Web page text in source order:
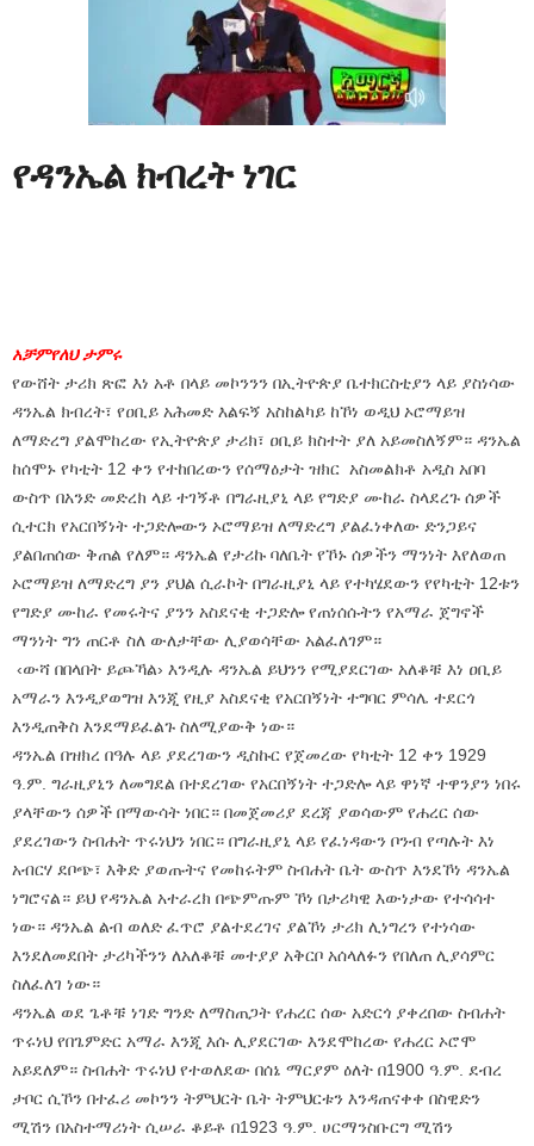
የዳንኤል ክብረት ነገር
አቻምየለህ ታምሩ
የውሸት ታሪክ ጽፎ እነ አቶ በላይ መኮንንን በኢትዮጵያ ቤተክርስቲያን ላይ ያስነሳው
ዳንኤል ክብረት፣ የዐቢይ አሕመድ እልፍኝ አስከልካይ ከኾነ ወዲህ ኦሮማይዝ
ለማድረግ ያልሞከረው የኢትዮጵያ ታሪክ፣ ዐቢይ ክስተት ያለ አይመስለኝም። ዳንኤል
ከሰሞኑ የካቲት 12 ቀን የተከበረውን የሰማዕታት ዝክር አስመልክቶ አዲስ አበባ
ውስጥ በአንድ መድረክ ላይ ተገኝቶ በግራዚያኒ ላይ የግድያ ሙከራ ስላደረጉ ሰዎች
ሲተርክ የአርበኝነት ተጋድሎውን ኦሮማይዝ ለማድረግ ያልፈነቀለው ድንጋይና
ያልበጠሰው ቅጠል የለም። ዳንኤል የታሪኩ ባለቤት የኾኑ ሰዎችን ማንነት እየለወጠ
ኦሮማይዝ ለማድረግ ያን ያህል ሲራኮት በግራዚያኒ ላይ የተካሄደውን የየካቲት 12ቱን
የግድያ ሙከራ የመሩትና ያንን አስደናቂ ተጋድሎ የጠነሰሱትን የአማራ ጀግኖች
ማንነት ግን ጠርቶ ስለ ውለታቸው ሊያወሳቸው አልፈለገም።
‹ውሻ በበላበት ይጮኻል› እንዲሉ ዳንኤል ይህንን የሚያደርገው አለቆቹ እነ ዐቢይ
አማራን እንዲያወግዝ እንጂ የዚያ አስደናቂ የአርበኝነት ተግባር ምሳሌ ተደርጎ
እንዲጠቅስ እንደማይፈልጉ ስለሚያውቅ ነው።
ዳንኤል በዝክረ በዓሉ ላይ ያደረገውን ዲስኩር የጀመረው የካቲት 12 ቀን 1929
ዓ.ም. ግራዚያኒን ለመግደል በተደረገው የአርበኝነት ተጋድሎ ላይ ዋነኛ ተዋንያን ነበሩ
ያላቸውን ሰዎች በማውሳት ነበር። በመጀመሪያ ደረጃ ያወሳውም የሐረር ሰው
ያደረገውን ስብሐት ጥሩነህን ነበር። በግራዚያኒ ላይ የፈነዳውን ቦንብ የጣሉት እነ
አብርሃ ደቦጭ፣ እቅድ ያወጡትና የመከሩትም ስብሐት ቤት ውስጥ እንደኾነ ዳንኤል
ነግሮናል። ይህ የዳንኤል አተራረክ በጭምጡም ኾነ በታሪካዊ እውነታው የተሳሳተ
ነው። ዳንኤል ልብ ወለድ ፈጥሮ ያልተደረገና ያልኾነ ታሪክ ሊነግረን የተነሳው
እንደለመደበት ታሪካችንን ለአለቆቹ መተያያ አቅርቦ አሰላለፉን የበለጠ ሊያሳምር
ስለፈለገ ነው።
ዳንኤል ወደ ጌቶቹ ነገድ ግንድ ለማስጠጋት የሐረር ሰው አድርጎ ያቀረበው ስብሐት
ጥሩነህ የበጌምድር አማራ እንጂ እሱ ሊያደርገው እንደሞከረው የሐረር ኦሮሞ
አይደለም። ስብሐት ጥሩነህ የተወለደው በሰኔ ማርያም ዕለት በ1900 ዓ.ም. ደብረ
ታቦር ሲኾን በተፈሪ መኮንን ትምህርት ቤት ትምህርቱን እንዳጠናቀቀ በስዊድን
ሚሽን በአስተማሪነት ሲሠራ ቆይቶ በ1923 ዓ.ም. ሀርማንስቡርግ ሚሽን